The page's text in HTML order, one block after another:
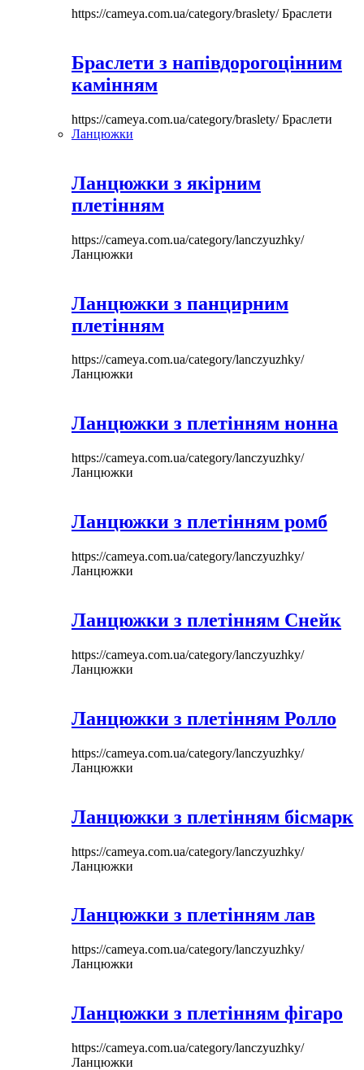
https://cameya.com.ua/category/braslety/Браслети
Браслети з напівдорогоцінним
камінням
https://cameya.com.ua/category/braslety/Браслети
Ланцюжки
Ланцюжки з якірним
плетінням
https://cameya.com.ua/category/lanczyuzhky/
Ланцюжки
Ланцюжки з панцирним
плетінням
https://cameya.com.ua/category/lanczyuzhky/
Ланцюжки
Ланцюжки з плетінням нонна
https://cameya.com.ua/category/lanczyuzhky/
Ланцюжки
Ланцюжки з плетінням ромб
https://cameya.com.ua/category/lanczyuzhky/
Ланцюжки
Ланцюжки з плетінням Снейк
https://cameya.com.ua/category/lanczyuzhky/
Ланцюжки
Ланцюжки з плетінням Ролло
https://cameya.com.ua/category/lanczyuzhky/
Ланцюжки
Ланцюжки з плетінням бісмарк
https://cameya.com.ua/category/lanczyuzhky/
Ланцюжки
Ланцюжки з плетінням лав
https://cameya.com.ua/category/lanczyuzhky/
Ланцюжки
Ланцюжки з плетінням фігаро
https://cameya.com.ua/category/lanczyuzhky/
Ланцюжки